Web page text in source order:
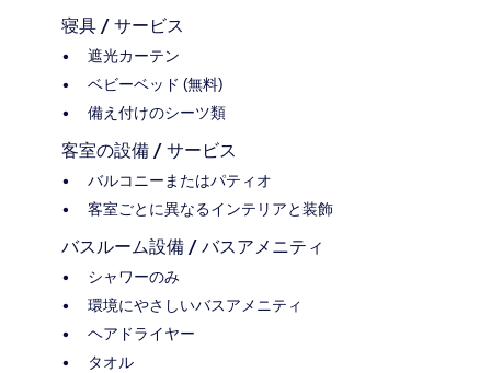
寝具 / サービス
遮光カーテン
ベビーベッド (無料)
備え付けのシーツ類
客室の設備 / サービス
バルコニーまたはパティオ
客室ごとに異なるインテリアと装飾
バスルーム設備 / バスアメニティ
シャワーのみ
環境にやさしいバスアメニティ
ヘアドライヤー
タオル